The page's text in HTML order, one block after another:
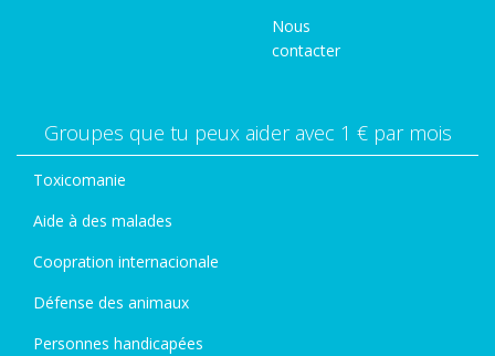
Nous
contacter
Groupes que tu peux aider avec 1 € par mois
Toxicomanie
Aide à des malades
Coopration internacionale
Défense des animaux
Personnes handicapées